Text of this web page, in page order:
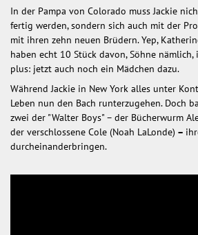
In der Pampa von Colorado muss Jackie
fertig werden, sondern sich auch mit der
mit ihren zehn neuen Brüdern. Yep,
haben echt 10 Stück davon, Söhne
plus: jetzt auch noch ein Mädchen dazu.
Während Jackie in New York alles unter
Leben nun den Bach runterzugehen. Doch
zwei der "Walter Boys" – der Bücherwurm
der verschlossene Cole (Noah LaLonde) –
durcheinanderbringen.